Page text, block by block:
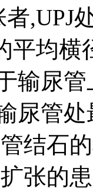
,UPJ
平均横
输尿管
尿管
结石
张的